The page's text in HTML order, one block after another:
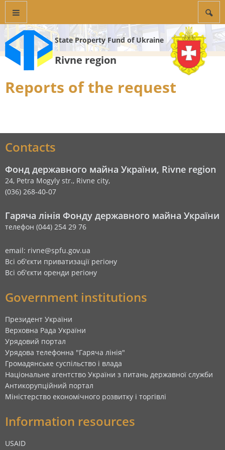
State Property Fund of Ukraine
Rivne region
Reports of the request
Contacts
Фонд державного майна України, Rivne region
24, Petra Mogyly str., Rivne city,
(036) 268-40-07
Гаряча лінія Фонду державного майна України
телефон (044) 254 29 76
email: rivne@spfu.gov.ua
Всі об'єкти приватизації регіону
Всі об'єкти оренди регіону
Government institutions
Президент України
Верховна Рада України
Урядовий портал
Урядова телефонна "Гаряча лінія"
Громадянське суспільство і влада
Національне агентство України з питань державної служби
Антикорупційний портал
Міністерство економічного розвитку і торгівлі
Information resources
USAID